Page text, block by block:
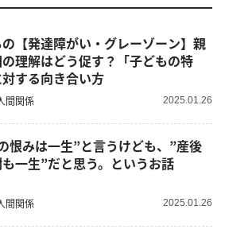
【発達障がい・グレーゾーン】親
理解はどう促す？「子どもの特
する向き合い方
間関係 2025.01.26
恨みは一生”と言うけども、”産後
一生”だと思う。というお話
間関係 2025.01.26